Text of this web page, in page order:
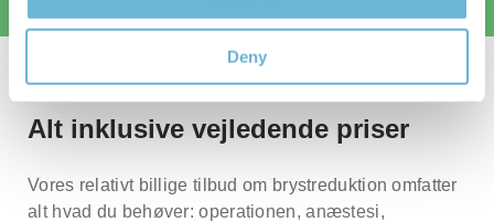
Deny
Alt inklusive vejledende priser
Vores relativt billige tilbud om brystreduktion omfatter
alt hvad du behøver: operationen, anæstesi,